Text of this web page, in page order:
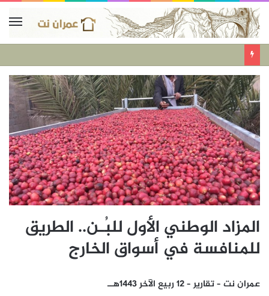
المزاد الوطني الأول للبُـن.. الطريق
للمنافسة في أسواق الخارج
عمران نت – تقارير – 12 ربيع الآخر 1443هــ